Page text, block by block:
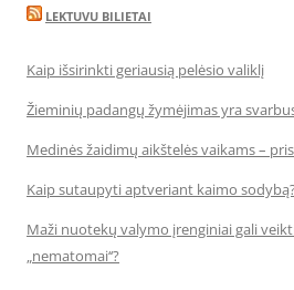
LEKTUVU BILIETAI
Kaip išsirinkti geriausią pelėsio valiklį
Žieminių padangų žymėjimas yra
Medinės žaidimų aikštelės vaikams –
Kaip sutaupyti aptveriant kaimo sodybą?
Maži nuotekų valymo įrenginiai gali
„nematomai‘‘?